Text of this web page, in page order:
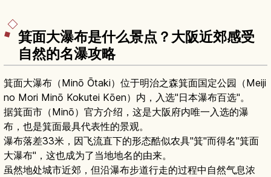
箕面大瀑布是什么景点？大阪近郊感受
自然的名瀑攻略
箕面大瀑布（Minō Ōtaki）位于明治之森箕面国定公园（Meiji
no Mori Minō Kokutei Kōen）内，入选"日本瀑布百选"。
据箕面市（Minō）官方介绍，这是大阪府内唯一入选的瀑
布，也是箕面最具代表性的景观。
瀑布落差33米，因飞流直下的形态酷似农具"箕"而得名"箕面
大瀑布"，这也成为了当地地名的由来。
虽然地处城市近郊，但沿瀑布步道行走的过程中自然气息浓